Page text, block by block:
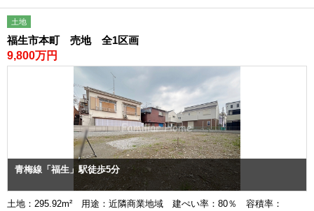
土地
福生市本町 売地 全1区画
9,800万円
青梅線「福生」駅徒歩5分
土地：295.92m² 用途：近隣商業地域 建ぺい率：80％ 容積率：